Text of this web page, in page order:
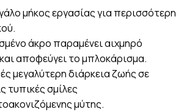
μήκος εργασίας για περισσότερη
άκρο παραμένει αιχμηρό
αποφεύγει το μπλοκάρισμα.
μεγαλύτερη διάρκεια ζωής σε
τυπικές σμίλες
μύτης.